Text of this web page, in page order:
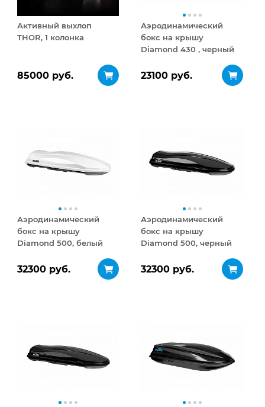
Активный выхлоп
THOR, 1 колонка
85000 руб.
Аэродинамический
бокс на крышу
Diamond 430 , черный
23100 руб.
Аэродинамический
бокс на крышу
Diamond 500, белый
32300 руб.
Аэродинамический
бокс на крышу
Diamond 500, черный
32300 руб.